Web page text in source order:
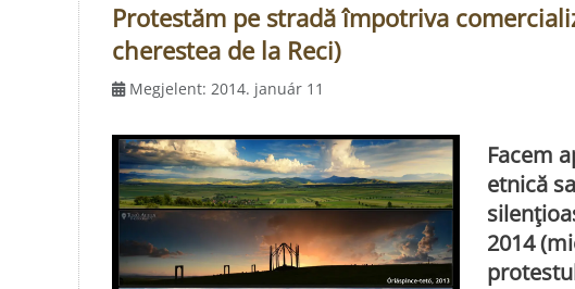
Protestăm pe stradă împotriva
cherestea de la Reci)
Megjelent: 2014. január 11
Facem
etnică
2014